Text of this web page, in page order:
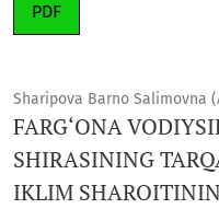
PDF
Sharipova Barno Salimovna
FARG‘ONA
SHIRASINING
IKLIM